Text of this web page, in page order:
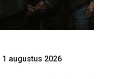
augustus 2026